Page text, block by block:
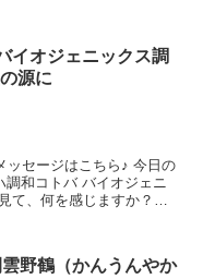
オジェニックス調
源に
ージはこちら♪ 今日の
バイオジェニ
野鶴（かんうんやか